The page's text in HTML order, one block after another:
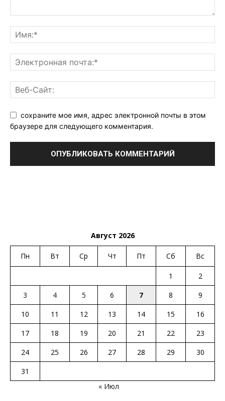
сохраните мое имя, адрес электронной почты в этом
браузере для следующего комментария.
Август 2026
Пн Вт Ср Чт Пт Сб Вс
1
2
3
4 5 6 7 8
9
10
11 12 13 14 15
16
17
18 19 20 21 22
23
24
25 26 27 28 29
30
31
« Июл